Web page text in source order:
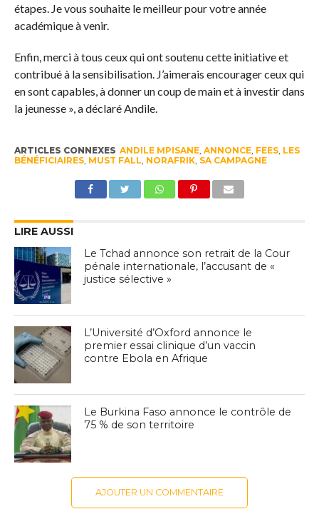
étapes. Je vous souhaite le meilleur pour votre année
académique à venir.
Enfin, merci à tous ceux qui ont soutenu cette initiative et
contribué à la sensibilisation. J’aimerais encourager ceux qui
en sont capables, à donner un coup de main et à investir dans
la jeunesse », a déclaré Andile.
ARTICLES CONNEXES ANDILE MPISANE, ANNONCE, FEES, LES
BÉNÉFICIAIRES, MUST FALL NORAFRIK, SA CAMPAGNE
LIRE AUSSI
Le Tchad annonce son retrait de la Cour
pénale internationale, l’accusant de «
justice sélective »
L’Université d’Oxford annonce le
premier essai clinique d’un vaccin
contre Ebola en Afrique
Le Burkina Faso annonce le contrôle de
75 % de son territoire
AJOUTER UN COMMENTAIRE